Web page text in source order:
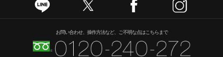
Cookieポリシー
お問い合わせ、操作方法など、ご不明な点はこちらまで